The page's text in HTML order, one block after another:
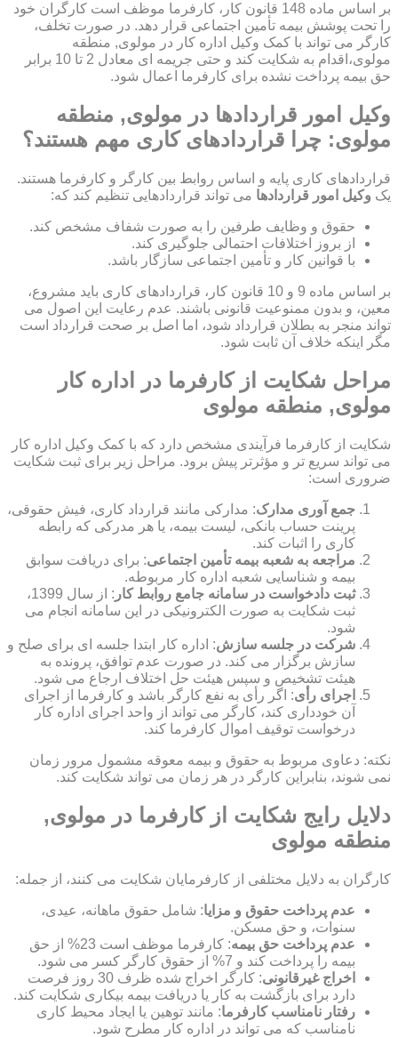
بر اساس ماده 148 قانون کار، کارفرما موظف است کارگران خود
را تحت پوشش بیمه تأمین اجتماعی قرار دهد. در صورت تخلف،
کارگر می تواند با کمک وکیل اداره کار در مولوی, منطقه
مولوی،اقدام به شکایت کند و حتی جریمه ای معادل 2 تا 10 برابر
حق بیمه پرداخت نشده برای کارفرما اعمال شود.
وکیل امور قراردادها در مولوی, منطقه
مولوی: چرا قراردادهای کاری مهم هستند؟
قراردادهای کاری پایه و اساس روابط بین کارگر و کارفرما هستند.
یک وکیل امور قراردادها می تواند قراردادهایی تنظیم کند که:
حقوق و وظایف طرفین را به صورت شفاف مشخص کند.
از بروز اختلافات احتمالی جلوگیری کند.
با قوانین کار و تأمین اجتماعی سازگار باشد.
بر اساس ماده 9 و 10 قانون کار، قراردادهای کاری باید مشروع،
معین، و بدون ممنوعیت قانونی باشند. عدم رعایت این اصول می
تواند منجر به بطلان قرارداد شود، اما اصل بر صحت قرارداد است
مگر اینکه خلاف آن ثابت شود.
مراحل شکایت از کارفرما در اداره کار
مولوی, منطقه مولوی
شکایت از کارفرما فرآیندی مشخص دارد که با کمک وکیل اداره کار
می تواند سریع تر و مؤثرتر پیش برود. مراحل زیر برای ثبت شکایت
ضروری است:
جمع آوری مدارک: مدارکی مانند قرارداد کاری، فیش حقوقی،
پرینت حساب بانکی، لیست بیمه، یا هر مدرکی که رابطه
کاری را اثبات کند.
مراجعه به شعبه بیمه تأمین اجتماعی: برای دریافت سوابق
بیمه و شناسایی شعبه اداره کار مربوطه.
ثبت دادخواست در سامانه جامع روابط کار
: از سال 1399،
ثبت شکایت به صورت الکترونیکی در این سامانه انجام می
شود.
شرکت در جلسه سازش: اداره کار ابتدا جلسه ای برای صلح و
سازش برگزار می کند. در صورت عدم توافق، پرونده به
هیئت تشخیص و سپس هیئت حل اختلاف ارجاع می شود.
اجرای رأی: اگر رأی به نفع کارگر باشد و کارفرما از اجرای
آن خودداری کند، کارگر می تواند از واحد اجرای اداره کار
درخواست توقیف اموال کارفرما کند.
نکته: دعاوی مربوط به حقوق و بیمه معوقه مشمول مرور زمان
نمی شوند، بنابراین کارگر در هر زمان می تواند شکایت کند.
دلایل رایج شکایت از کارفرما در مولوی,
منطقه مولوی
کارگران به دلایل مختلفی از کارفرمایان شکایت می کنند، از جمله:
عدم پرداخت حقوق و مزایا: شامل حقوق ماهانه، عیدی،
سنوات، و حق مسکن.
عدم پرداخت حق بیمه
: کارفرما موظف است 23% از حق
بیمه را پرداخت کند و 7% از حقوق کارگر کسر می شود.
اخراج غیرقانونی
: کارگر اخراج شده ظرف 30 روز فرصت
دارد برای بازگشت به کار یا دریافت بیمه بیکاری شکایت کند.
رفتار نامناسب کارفرما: مانند توهین یا ایجاد محیط کاری
نامناسب که می تواند در اداره کار مطرح شود.